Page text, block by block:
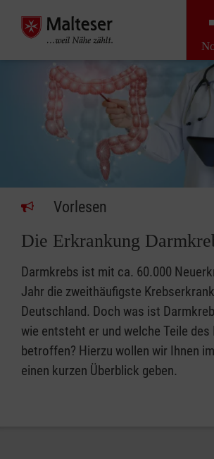
Vorlesen
Die Erkrankung
Darmkrebs ist mit ca. 60.000
Jahr die zweithäufigste
Deutschland. Doch was ist
wie entsteht er und welche Teile des
betroffen? Hierzu wollen wir Ihnen
einen kurzen Überblick geben.